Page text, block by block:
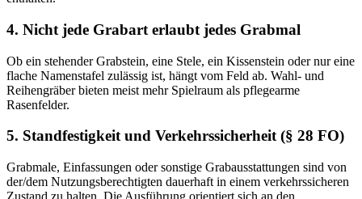
4. Nicht jede Grabart erlaubt jedes Grabmal
Ob ein stehender Grabstein, eine Stele, ein Kissenstein oder nur eine
flache Namenstafel zulässig ist, hängt vom Feld ab. Wahl- und
Reihengräber bieten meist mehr Spielraum als pflegearme
Rasenfelder.
5. Standfestigkeit und Verkehrssicherheit (§ 28 FO)
Grabmale, Einfassungen oder sonstige Grabausstattungen sind von
der/dem Nutzungsberechtigten dauerhaft in einem verkehrssicheren
Zustand zu halten. Die Ausführung orientiert sich an den